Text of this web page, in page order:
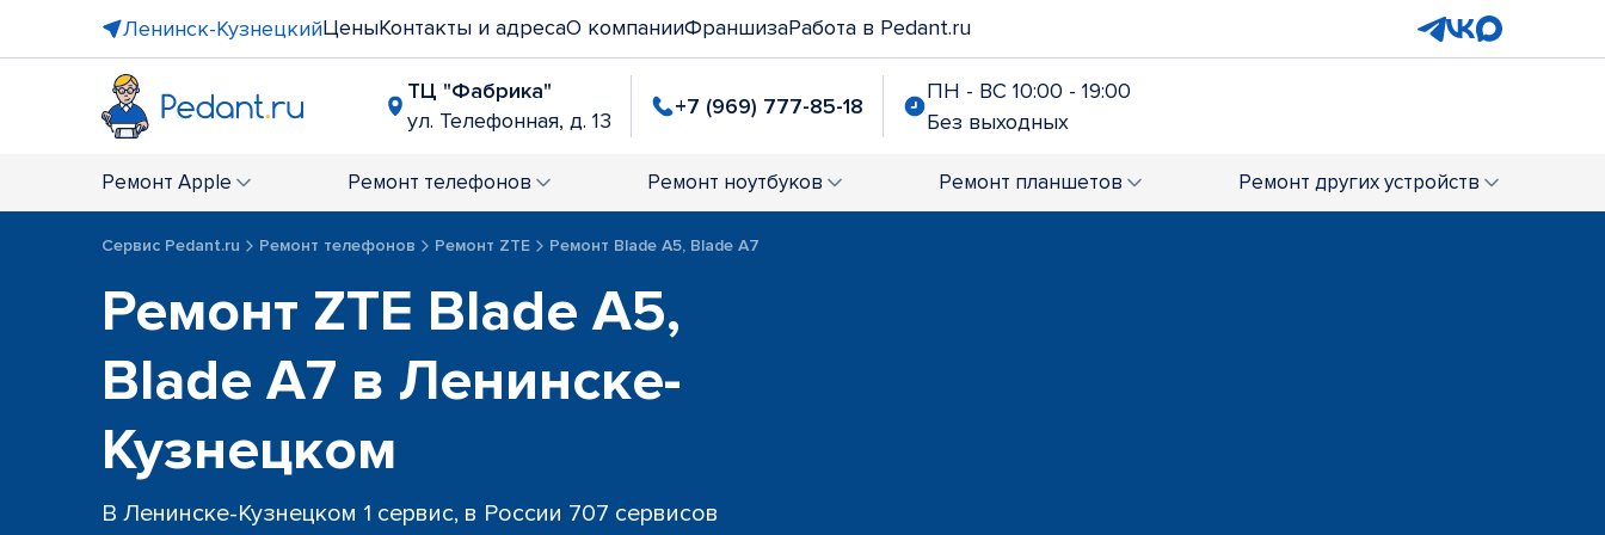
Ленинск-КузнецкийЦеныКонтакты и адресаО компанииФраншизаРабота в Pedant.ru
ТЦ "Фабрика"
ул. Телефонная, д. 13
+7 (969) 777-85-18
ПН - ВС 10:00 - 19:00
Без выходных
Ремонт Apple Ремонт телефонов Ремонт ноутбуков Ремонт планшетов Ремонт других устройств
Сервис Pedant.ru Ремонт телефонов Ремонт ZTE Ремонт Blade A5, Blade A7
Ремонт ZTE Blade A5,
Blade A7 в Ленинске-
Кузнецком
В Ленинске-Кузнецком 1 сервис, в России 707 сервисов